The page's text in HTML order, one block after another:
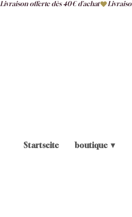
Livraison offerte dès 40€ d'achat
Startseite boutique ▼